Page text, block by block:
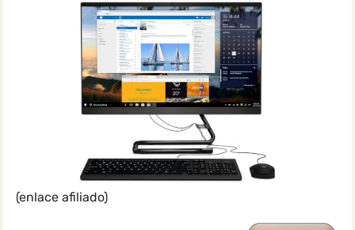
(enlace afiliado)